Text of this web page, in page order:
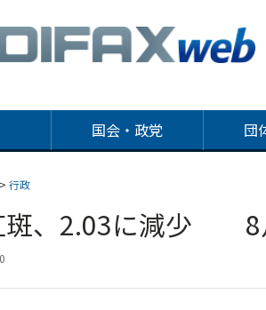
国会・政党 団
> 行政
斑、2.03に減少 8